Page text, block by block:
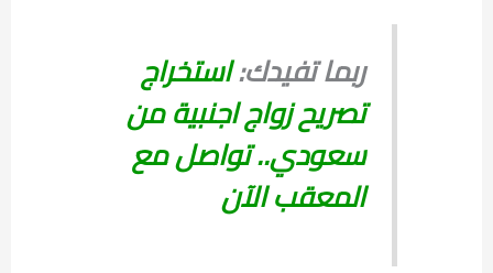
ربما تفيدك:استخراج
تصريح زواج اجنبية من
سعودي.. تواصل مع
المعقب الآن